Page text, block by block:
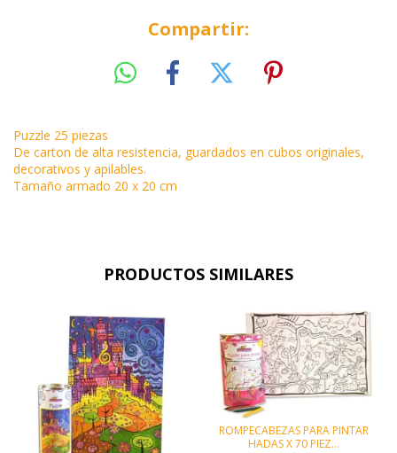
Compartir:
Puzzle 25 piezas
De carton de alta resistencia, guardados en cubos originales,
decorativos y apilables.
Tamaño armado 20 x 20 cm
PRODUCTOS SIMILARES
ROMPECABEZAS PARA PINTAR
HADAS X 70 PIEZ...